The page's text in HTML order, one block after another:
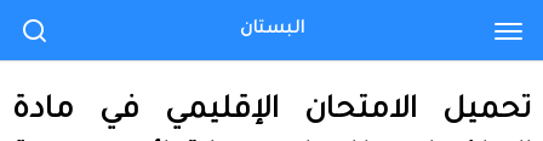
تحميل الامتحان الإقليمي في مادة
البستان